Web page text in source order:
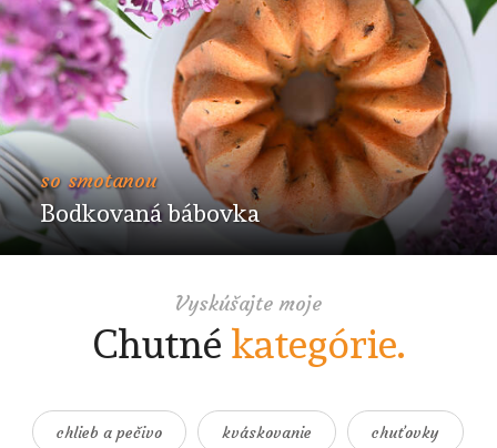
so smotanou
Bodkovaná bábovka
Vyskúšajte moje
Chutné kategórie.
chlieb a pečivo kváskovanie chuťovky